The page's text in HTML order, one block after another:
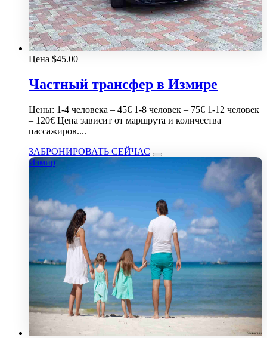
Цена $45.00
Частный трансфер в Измире
Цены: 1-4 человека – 45€ 1-8 человек – 75€ 1-12 человек
– 120€ Цена зависит от маршрута и количества
пассажиров....
ЗАБРОНИРОВАТЬ СЕЙЧАС
Измир